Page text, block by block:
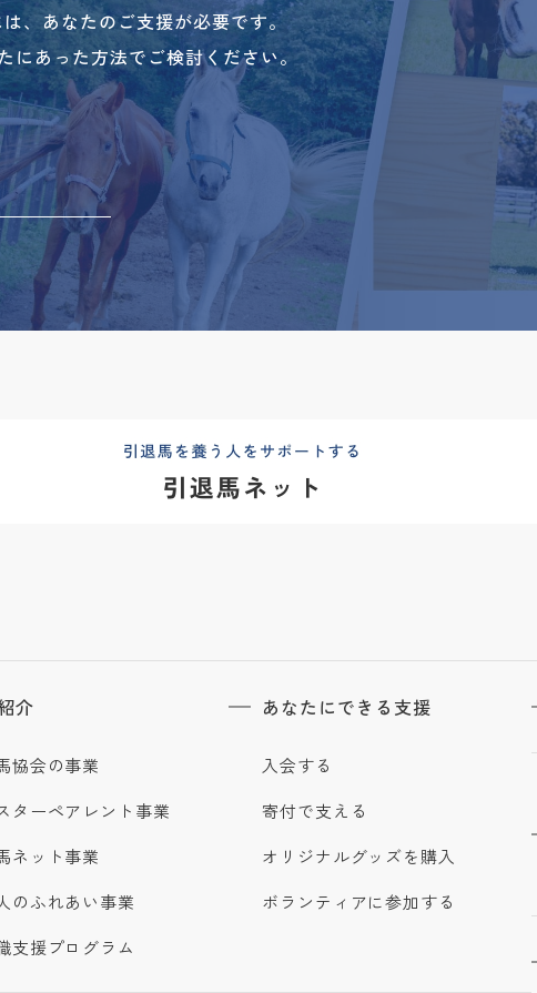
、あなたのご支援が必要です。
にあった方法でご検討ください。
介
協会の事業
ターペアレント事業
ネット事業
のふれあい事業
支援プログラム
あなたにできる支援
入会する
寄付で支える
オリジナルグッズを購入
ボランティアに参加する